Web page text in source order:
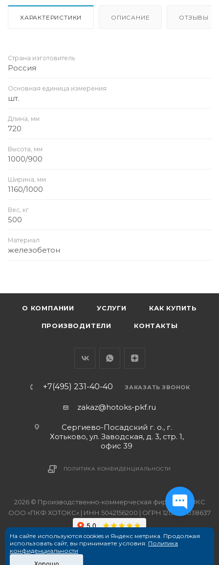
ХАРАКТЕРИСТИКИ ОПИСАНИЕ ОТЗЫВЫ
Страна изготовитель
Россия
Основная единица измерения
шт.
Длина, мм
720
Высота, мм
1000/900
Ширина, мм
1160/1000
Вес, кг
500
Материал
железобетон
О КОМПАНИИ УСЛУГИ КАК КУПИТЬ
ПРОИЗВОДИТЕЛИ КОНТАКТЫ
+7(495) 231-40-40 ЗАКАЗАТЬ ЗВОНОК
zakaz@hotoks-pkf.ru
Сергиево-Посадский г. о., г.
Хотьково, ул. Заводская, д. 3, стр. 1,
офис 39
ПОЛИТИКА КОНФИДЕНЦИАЛЬНОСТИ
2026 © Производственно-коммерческая фирма ХОТОКС
ООО «ПКФ ХОТОКС» | ИНН 5042156200 | ОГРН 1215000038637
На сайте используются cookies и Яндекс метрика. Продолжая
использовать сайт, вы принимаете условия. Политика
конфиденциальности